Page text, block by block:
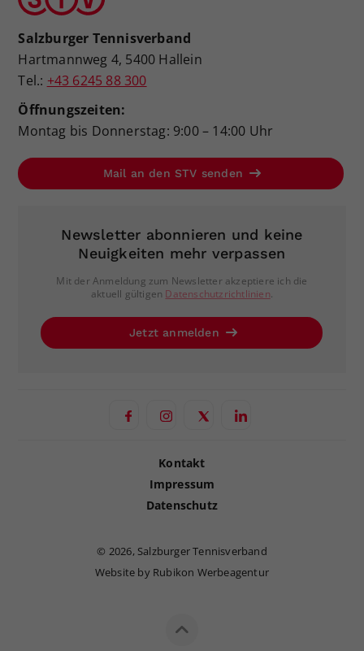
Salzburger Tennisverband
Hartmannweg 4, 5400 Hallein
Tel.: +43 6245 88 300
Öffnungszeiten:
Montag bis Donnerstag: 9:00 – 14:00 Uhr
Mail an den STV senden
Newsletter abonnieren und keine
Neuigkeiten mehr verpassen
Mit der Anmeldung zum Newsletter akzeptiere ich die
aktuell gültigen Datenschutzrichtlinien.
Jetzt anmelden
Kontakt
Impressum
Datenschutz
© 2026, Salzburger Tennisverband
Website by Rubikon Werbeagentur